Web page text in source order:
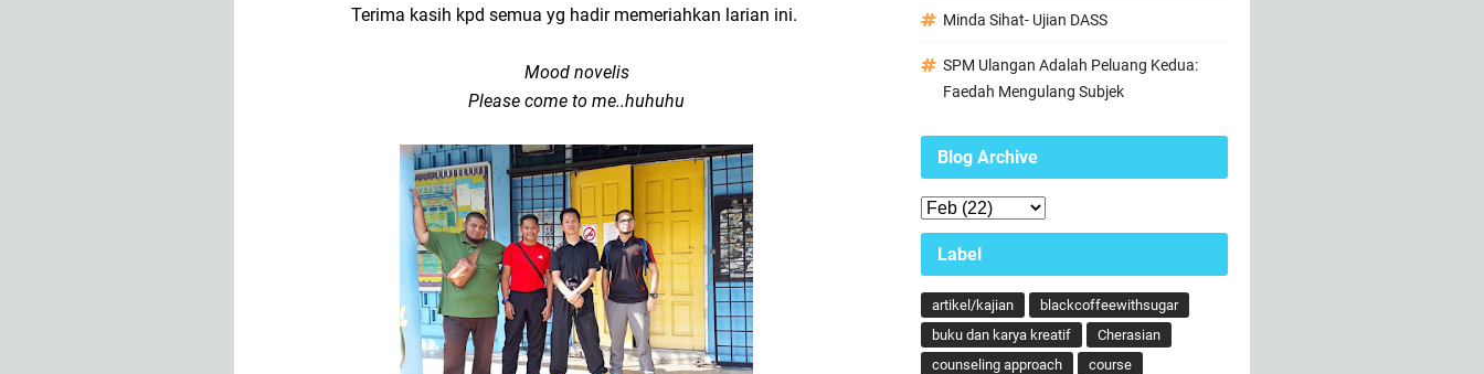
Terima kasih kpd semua yg hadir memeriahkan larian ini.
Mood novelis
Please come to me..huhuhu
Minda Sihat- Ujian DASS
SPM Ulangan Adalah Peluang Kedua:
Faedah Mengulang Subjek
Blog Archive
Label
artikel/kajian
blackcoffeewithsugar
buku dan karya kreatif
Cherasian
counseling approach
course